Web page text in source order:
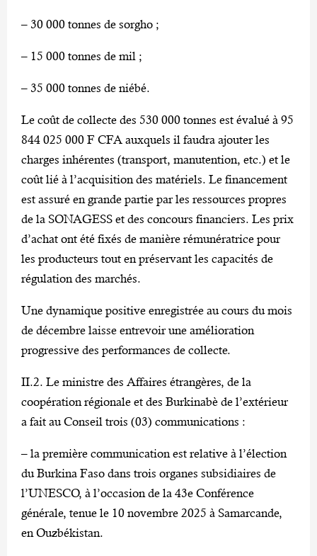
– 30 000 tonnes de sorgho ;
– 15 000 tonnes de mil ;
– 35 000 tonnes de niébé.
Le coût de collecte des 530 000 tonnes est évalué à 95
844 025 000 F CFA auxquels il faudra ajouter les
charges inhérentes (transport, manutention, etc.) et le
coût lié à l’acquisition des matériels. Le financement
est assuré en grande partie par les ressources propres
de la SONAGESS et des concours financiers. Les prix
d’achat ont été fixés de manière rémunératrice pour
les producteurs tout en préservant les capacités de
régulation des marchés.
Une dynamique positive enregistrée au cours du mois
de décembre laisse entrevoir une amélioration
progressive des performances de collecte.
II.2. Le ministre des Affaires étrangères, de la
coopération régionale et des Burkinabè de l’extérieur
a fait au Conseil trois (03) communications :
– la première communication est relative à l’élection
du Burkina Faso dans trois organes subsidiaires de
l’UNESCO, à l’occasion de la 43e Conférence
générale, tenue le 10 novembre 2025 à Samarcande,
en Ouzbékistan.